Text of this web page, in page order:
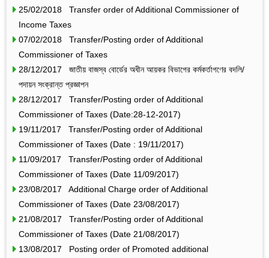
25/02/2018 Transfer order of Additional Commissioner of
Income Taxes
07/02/2018 Transfer/Posting order of Additional
Commissioner of Taxes
28/12/2017 জাতীয় বাজস্ব বোর্ডের অধীন আয়কর বিভাগের কর্মকর্তাগণের বদলি/
পদায়ন সংক্রান্ত প্রজ্ঞাপন
28/12/2017 Transfer/Posting order of Additional
Commissioner of Taxes (Date:28-12-2017)
19/11/2017 Transfer/Posting order of Additional
Commissioner of Taxes (Date : 19/11/2017)
11/09/2017 Transfer/Posting order of Additional
Commissioner of Taxes (Date 11/09/2017)
23/08/2017 Additional Charge order of Additional
Commissioner of Taxes (Date 23/08/2017)
21/08/2017 Transfer/Posting order of Additional
Commissioner of Taxes (Date 21/08/2017)
13/08/2017 Posting order of Promoted additional